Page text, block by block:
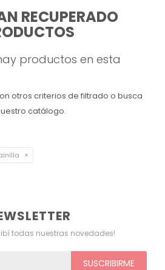
RECUPERADO
productos en esta
otros criterios de filtrado o busca
catálogo.
todas nuestras novedades!
SUSCRIBIRME